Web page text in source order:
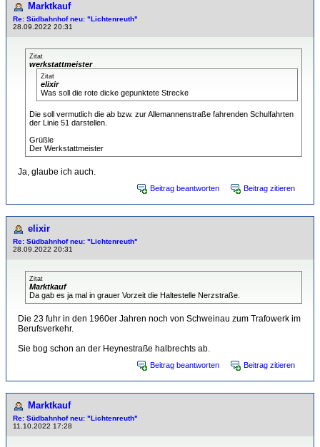
Marktkauf
Re: Südbahnhof neu: "Lichtenreuth"
28.09.2022 20:31
Zitat
werkstattmeister
Zitat
elixir
Was soll die rote dicke gepunktete Strecke
Die soll vermutlich die ab bzw. zur Allemannenstraße fahrenden Schulfahrten
der Linie 51 darstellen.
Grüßle
Der Werkstattmeister
Ja, glaube ich auch.
Beitrag beantworten Beitrag zitieren
elixir
Re: Südbahnhof neu: "Lichtenreuth"
28.09.2022 20:31
Zitat
Marktkauf
Da gab es ja mal in grauer Vorzeit die Haltestelle Nerzstraße.
Die 23 fuhr in den 1960er Jahren noch von Schweinau zum Trafowerk im
Berufsverkehr.
Sie bog schon an der Heynestraße halbrechts ab.
Beitrag beantworten Beitrag zitieren
Marktkauf
Re: Südbahnhof neu: "Lichtenreuth"
11.10.2022 17:28